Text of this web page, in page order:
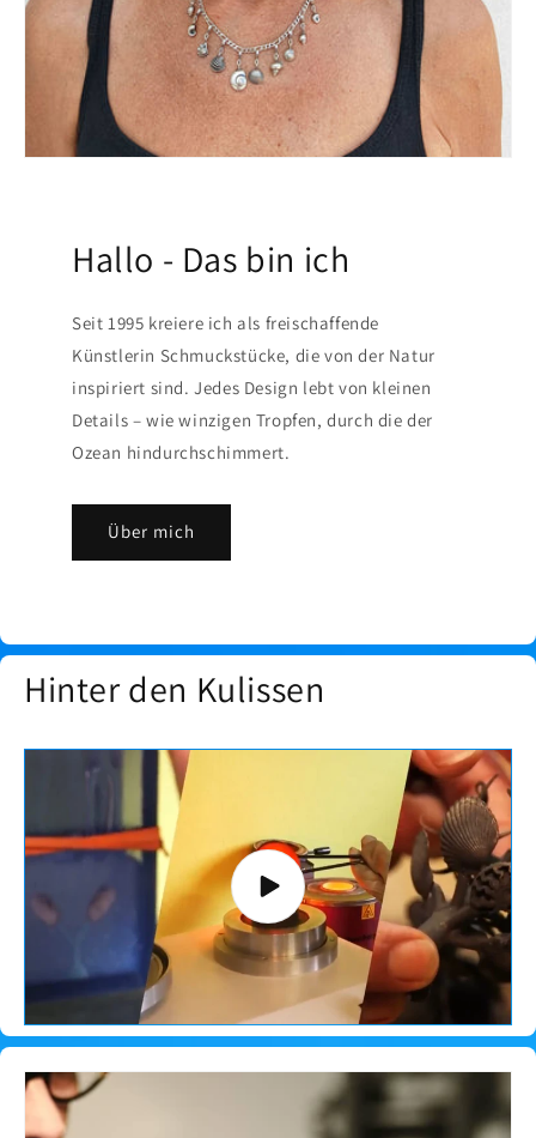
Hallo - Das bin ich
Seit 1995 kreiere ich als freischaffende
Künstlerin Schmuckstücke, die von der Natur
inspiriert sind. Jedes Design lebt von kleinen
Details – wie winzigen Tropfen, durch die der
Ozean hindurchschimmert.
Über mich
Hinter den Kulissen